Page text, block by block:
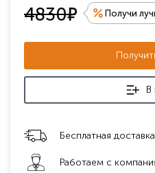
4830е Получи
В
Бесплатная
Работаем с